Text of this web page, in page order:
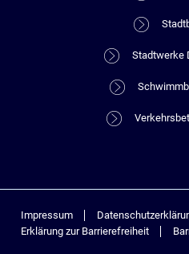
Stadtwerke
Impressum
Erklärung zur Barrierefreiheit